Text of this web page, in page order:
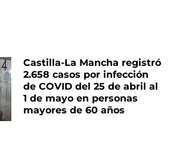
Castilla-La Mancha registró
2.658 casos por infección
de COVID del 25 de abril al
1 de mayo en personas
mayores de 60 años